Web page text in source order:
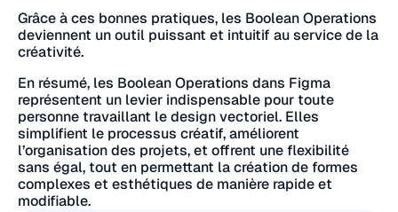
Grâce à ces bonnes pratiques, les Boolean Operations
deviennent un outil puissant et intuitif au service de la
créativité.
En résumé, les Boolean Operations dans Figma
représentent un levier indispensable pour toute
personne travaillant le design vectoriel. Elles
simplifient le processus créatif, améliorent
l’organisation des projets, et offrent une flexibilité
sans égal, tout en permettant la création de formes
complexes et esthétiques de manière rapide et
modifiable.